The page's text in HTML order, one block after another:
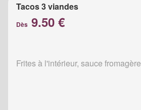
Tacos 3 viandes
Dès 9.50 €
Frites à l'intérieur, sauce fromagère